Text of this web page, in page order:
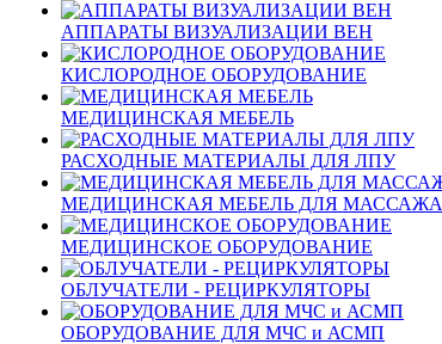
АППАРАТЫ ВИЗУАЛИЗАЦИИ ВЕН
КИСЛОРОДНОЕ ОБОРУДОВАНИЕ
МЕДИЦИНСКАЯ МЕБЕЛЬ
РАСХОДНЫЕ МАТЕРИАЛЫ ДЛЯ ЛПУ
МЕДИЦИНСКАЯ МЕБЕЛЬ ДЛЯ МАССАЖА
МЕДИЦИНСКОЕ ОБОРУДОВАНИЕ
ОБЛУЧАТЕЛИ - РЕЦИРКУЛЯТОРЫ
ОБОРУДОВАНИЕ ДЛЯ МЧС и АСМП